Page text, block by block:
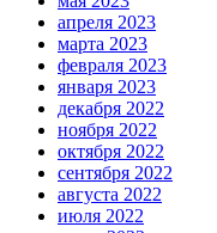
апреля 2023
марта 2023
февраля 2023
января 2023
декабря 2022
ноября 2022
октября 2022
сентября 2022
августа 2022
июля 2022